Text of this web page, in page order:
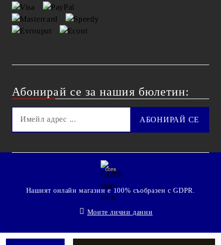
Абонирай се за нашия бюлетин:
GDPR
Нашият онлайн магазин е 100% съобразен с GDPR.
Моите лични данни